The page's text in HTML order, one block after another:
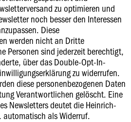
zu optimieren und
noch besser den Interessen
Diese
werden nicht an Dritte
Personen sind jederzeit berechtigt,
über das Double-Opt-In-
zu widerrufen.
diese personenbezogenen Daten
Verantwortlichen gelöscht. Eine
Newsletters deutet die Heinrich-
automatisch als Widerruf.